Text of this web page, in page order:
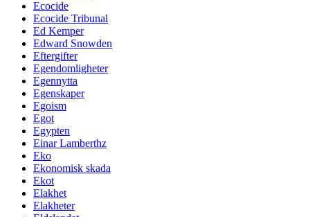
Ecocide
Ecocide Tribunal
Ed Kemper
Edward Snowden
Eftergifter
Egendomligheter
Egennytta
Egenskaper
Egoism
Egot
Egypten
Einar Lamberthz
Eko
Ekonomisk skada
Ekot
Elakhet
Elakheter